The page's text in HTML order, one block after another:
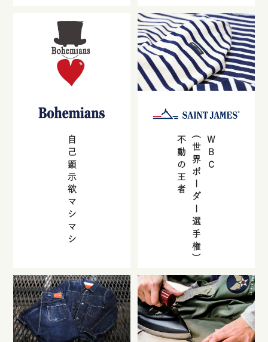
自己顕示欲マシマシ WBC
(世界ボーダー選手権)
不動の王者